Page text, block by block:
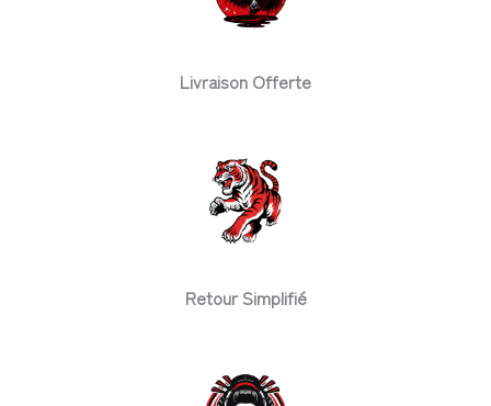
Livraison Offerte
Retour Simplifié